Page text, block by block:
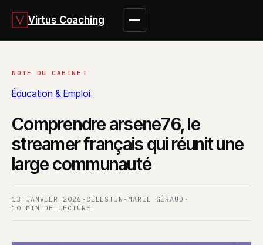
Virtus Coaching
Éducation & Emploi
Comprendre arsene76, le
streamer français qui réunit une
large communauté
13 JANVIER 2026 · CÉLESTIN-MARIE GÉRAUD ·
10 MIN DE LECTURE